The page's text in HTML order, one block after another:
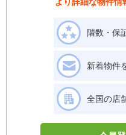
階数・保
新着物件
全国の店